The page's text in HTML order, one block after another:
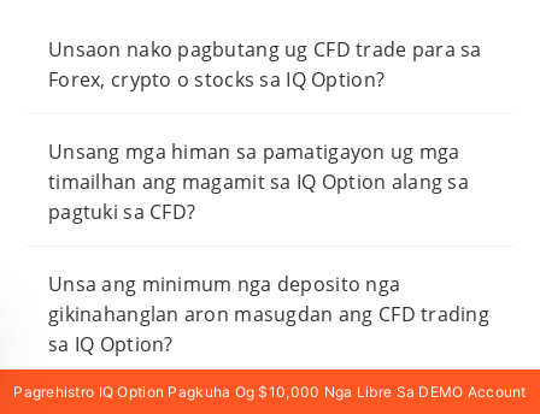
Unsaon nako pagbutang ug CFD trade para sa
Forex, crypto o stocks sa IQ Option?
Unsang mga himan sa pamatigayon ug mga
timailhan ang magamit sa IQ Option alang sa
pagtuki sa CFD?
Unsa ang minimum nga deposito nga
gikinahanglan aron masugdan ang CFD trading
sa IQ Option?
Pagrehistro IQ Option Pagkuha Og $10,000 Nga Libre Sa DEMO Account